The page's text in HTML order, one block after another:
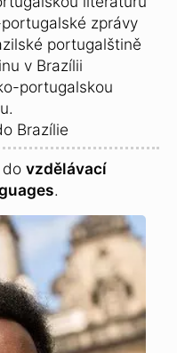
zprávy
portugalštině
v Brazílii
portugalskou
Brazílie
do vzdělávací
.